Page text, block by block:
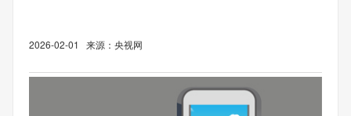
2026-02-01 来源：央视网